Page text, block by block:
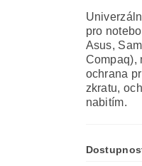
pro
Asus,
Compaq),
ochrana
zkratu,
nabitím.